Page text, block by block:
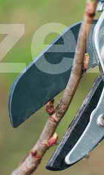
Для
Забор —
Растения